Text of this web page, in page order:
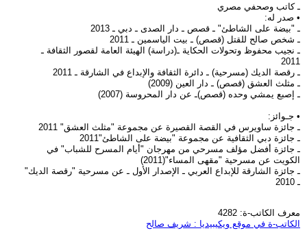
ـ كاتب وصحفي مصري
• صدر له:
ـ "بيضة على الشاطئ" ـ قصص ـ دار الصدى ـ دبي ـ 2013
ـ شخص صالح للقتل (قصص) ـ بيت الياسمين ـ 2011
ـ نجيب محفوظ وتحولات الحكاية ـ(دراسة) الهيئة العامة لقصور الثقافة ـ
2011
ـ رقصة الديك (مسرحية) ـ دائرة الثقافة والإبداع في الشارقة ـ 2011
ـ مثلث العشق (قصص) ـ دار العين (2009)
ـ إصبع يمشي وحده (قصص)ـ عن دار المحروسة (2007)
• جـوائز:
ـ جائزة ساويرس في القصة القصيرة عن مجموعة "مثلث العشق" 2011
ـ جائزة دبي الثقافية عن مجموعة "بيضة على الشاطئ"2011
ـ جائزة أفضل مؤلف مسرحي من مهرجان "أيام المسرح للشباب" في
الكويت عن مسرحية "مقهى المساء"(2011)
ـ جائزة الشارقة للإبداع العربي ـ الإصدار الأول ـ عن مسرحية "رقصة الديك"
ـ 2010
معرف الكاتب-ة: 4282
الكاتب-ة في موقع ويكيبيديا : شريف صالح